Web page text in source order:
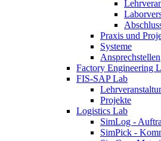
Praxis und
Systeme
Ansprechstellen
Factory Engineering
FIS-SAP Lab
Projekte
Logistics Lab
SimLog -
SimPick -